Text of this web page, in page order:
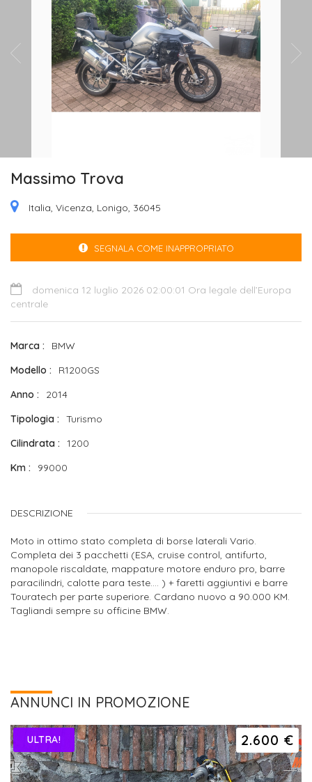
Massimo Trova
Italia, Vicenza, Lonigo, 36045
SEGNALA COME INAPPROPRIATO
domenica 12 luglio 2026 02:00:01 Ora legale dell’Europa
centrale
Marca
BMW
Modello
R1200GS
Anno
2014
Tipologia
Turismo
Cilindrata
1200
Km
99000
DESCRIZIONE
Moto in ottimo stato completa di borse laterali Vario.
Completa dei 3 pacchetti (ESA, cruise control, antifurto,
manopole riscaldate, mappature motore enduro pro, barre
paracilindri, calotte para teste.... ) + faretti aggiuntivi e barre
Touratech per parte superiore. Cardano nuovo a 90.000 KM.
Tagliandi sempre su officine BMW.
ANNUNCI IN PROMOZIONE
2.600 €
ULTRA!